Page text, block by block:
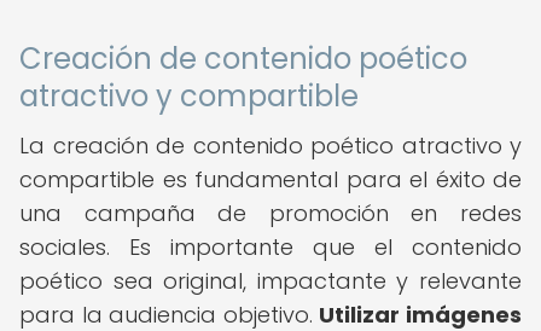
Creación de contenido poético
atractivo y compartible
La creación de contenido poético atractivo y
compartible es fundamental para el éxito de
una campaña de promoción en redes
sociales. Es importante que el contenido
poético sea original, impactante y relevante
para la audiencia objetivo. Utilizar imágenes